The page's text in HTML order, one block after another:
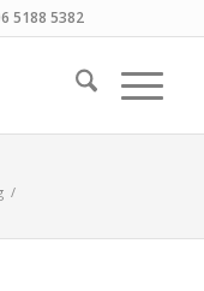
5188 5382
/